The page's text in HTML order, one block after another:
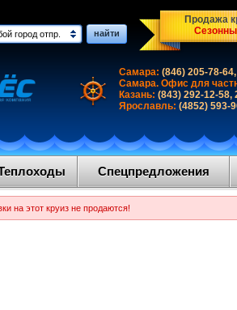
город отпр. найти
Продажа
Самара: (846) 205-78-
Самара. Офис для
Казань: (843) 292-12-58,
Ярославль: (4852) 593-
Спецпредложения
на этот круиз не продаются!